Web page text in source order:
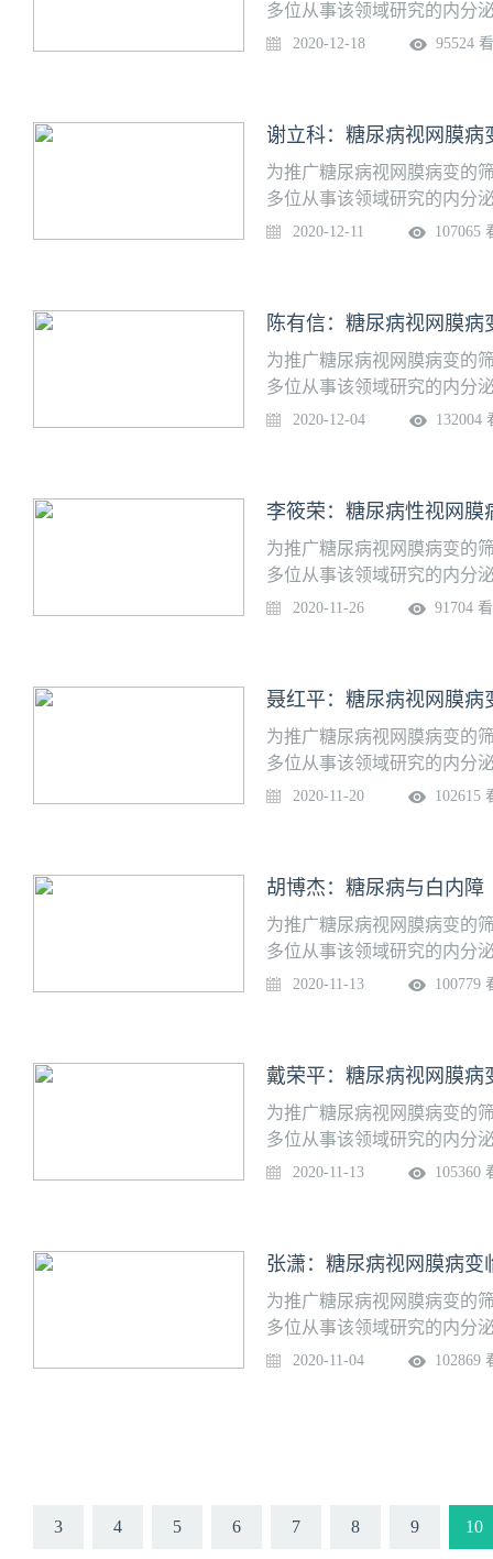
多位从事该领域研究的内分
专项培训课程，助力提升基
2020-12-18 95524
谢立科：糖尿病视网膜病
为推广糖尿病视网膜病变的
多位从事该领域研究的内分
专项培训课程，助力提升基
2020-12-11 107065
陈有信：糖尿病视网膜病
为推广糖尿病视网膜病变的
多位从事该领域研究的内分
专项培训课程，助力提升基
2020-12-04 132004
李筱荣：糖尿病性视网膜
为推广糖尿病视网膜病变的
多位从事该领域研究的内分
专项培训课程，助力提升基
2020-11-26 91704
聂红平：糖尿病视网膜病
为推广糖尿病视网膜病变的
多位从事该领域研究的内分
专项培训课程，助力提升基
2020-11-20 102615
胡博杰：糖尿病与白内障
为推广糖尿病视网膜病变的
多位从事该领域研究的内分
专项培训课程，助力提升基
2020-11-13 100779
戴荣平：糖尿病视网膜病
为推广糖尿病视网膜病变的
多位从事该领域研究的内分
专项培训课程，助力提升基
2020-11-13 105360
张潇：糖尿病视网膜病
为推广糖尿病视网膜病变的
多位从事该领域研究的内分
专项培训课程，助力提升基
2020-11-04 102869
3 4 5 6 7 8 9 10